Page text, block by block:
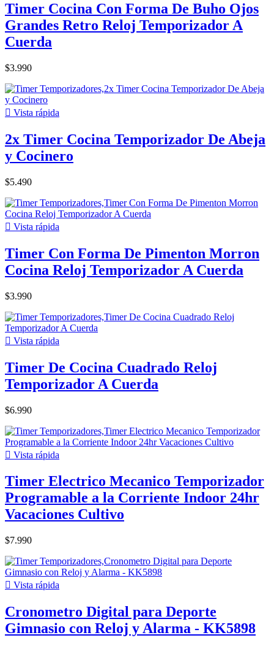
Timer Cocina Con Forma De Buho Ojos
Grandes Retro Reloj Temporizador A
Cuerda
$3.990
 Vista rápida
2x Timer Cocina Temporizador De Abeja
y Cocinero
$5.490
 Vista rápida
Timer Con Forma De Pimenton Morron
Cocina Reloj Temporizador A Cuerda
$3.990
 Vista rápida
Timer De Cocina Cuadrado Reloj
Temporizador A Cuerda
$6.990
 Vista rápida
Timer Electrico Mecanico Temporizador
Programable a la Corriente Indoor 24hr
Vacaciones Cultivo
$7.990
 Vista rápida
Cronometro Digital para Deporte
Gimnasio con Reloj y Alarma - KK5898